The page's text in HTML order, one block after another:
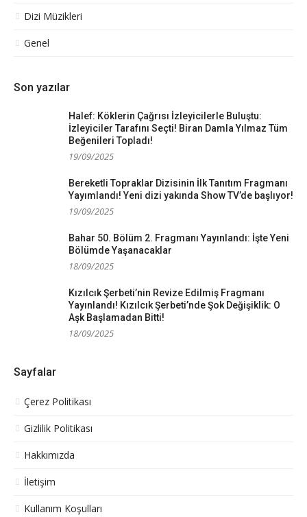
Dizi Müzikleri
Genel
Son yazılar
Halef: Köklerin Çağrısı İzleyicilerle Buluştu:
İzleyiciler Tarafını Seçti! Biran Damla Yılmaz Tüm
Beğenileri Topladı!
19/09/2025
Bereketli Topraklar Dizisinin İlk Tanıtım Fragmanı
Yayımlandı! Yeni dizi yakında Show TV’de başlıyor!
19/09/2025
Bahar 50. Bölüm 2. Fragmanı Yayınlandı: İşte Yeni
Bölümde Yaşanacaklar
18/09/2025
Kızılcık Şerbeti’nin Revize Edilmiş Fragmanı
Yayınlandı! Kızılcık Şerbeti’nde Şok Değişiklik: O
Aşk Başlamadan Bitti!
18/09/2025
Sayfalar
Çerez Politikası
Gizlilik Politikası
Hakkımızda
İletişim
Kullanım Koşulları